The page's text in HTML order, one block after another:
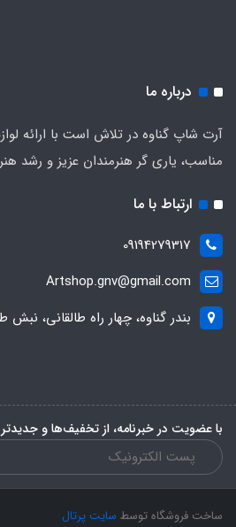
درباره ما
آرت شاپ گناوه در تلاش است با ارائه
مناسب، یاری گر هنرمندان عزیز و رشد
ارتباط با ما
09194279317
Artshop.gnv@gmail.com
بندر گناوه، چهار راه طالقانی، نبش
با عضویت در خبرنامه، از تخفیف‌ها و
ساخت فروشگاه توسط سایت پرتال